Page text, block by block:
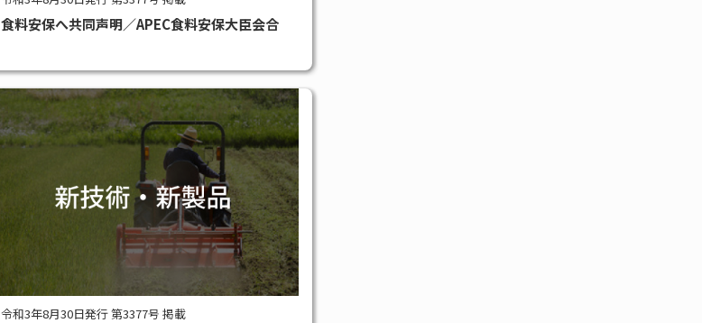
食料安保へ共同声明／APEC食料安保大臣会合
令和3年8月30日発行 第3377号 掲載